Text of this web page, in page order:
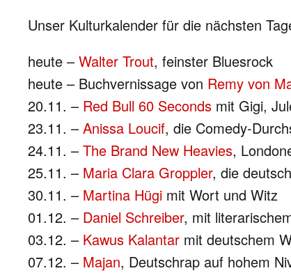
Unser Kulturkalender für die nächsten
heute – Walter Trout, feinster Bluesrock
heute – Buchvernissage von Remy von
20.11. – Red Bull 60 Seconds mit Gigi,
23.11. – Anissa Loucif, die Comedy-
24.11. – The Brand New Heavies,
25.11. – Maria Clara Groppler, die
30.11. – Martina Hügi mit Wort und Witz
01.12. – Daniel Schreiber, mit
03.12. – Kawus Kalantar mit deutschem
07.12. – Majan, Deutschrap auf hohem